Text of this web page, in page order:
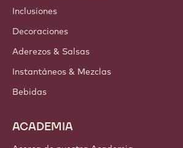
Newsletter
Dónde comprar
Ingredientes de nuez
Coberturas & Rellenos